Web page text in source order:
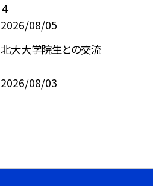
４
2026/08/05
北大大学院生との交流
2026/08/03